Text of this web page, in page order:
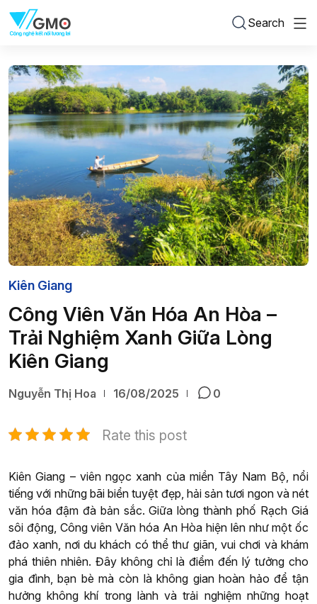
Search
Kiên Giang
Công Viên Văn Hóa An Hòa –
Trải Nghiệm Xanh Giữa Lòng
Kiên Giang
Nguyễn Thị Hoa 16/08/2025 0
Rate this post
Kiên Giang – viên ngọc xanh của miền Tây Nam Bộ, nổi
tiếng với những bãi biển tuyệt đẹp, hải sản tươi ngon và nét
văn hóa đậm đà bản sắc. Giữa lòng thành phố Rạch Giá
sôi động, Công viên Văn hóa An Hòa hiện lên như một ốc
đảo xanh, nơi du khách có thể thư giãn, vui chơi và khám
phá thiên nhiên. Đây không chỉ là điểm đến lý tưởng cho
gia đình, bạn bè mà còn là không gian hoàn hảo để tận
hưởng không khí trong lành và trải nghiệm những hoạt